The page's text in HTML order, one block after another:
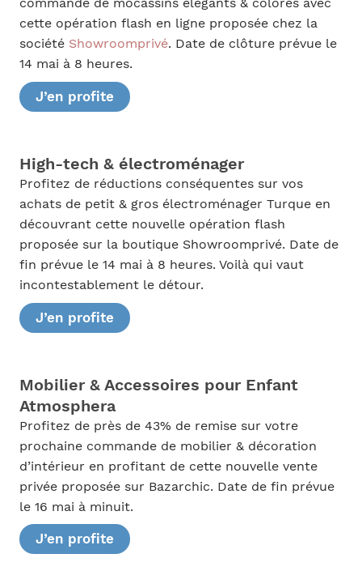
commande de mocassins élégants & colorés avec
cette opération flash en ligne proposée chez la
société Showroomprivé. Date de clôture prévue le
14 mai à 8 heures.
J’en profite
High-tech & électroménager
Profitez de réductions conséquentes sur vos
achats de petit & gros électroménager Turque en
découvrant cette nouvelle opération flash
proposée sur la boutique Showroomprivé. Date de
fin prévue le 14 mai à 8 heures. Voilà qui vaut
incontestablement le détour.
J’en profite
Mobilier & Accessoires pour Enfant
Atmosphera
Profitez de près de 43% de remise sur votre
prochaine commande de mobilier & décoration
d’intérieur en profitant de cette nouvelle vente
privée proposée sur Bazarchic. Date de fin prévue
le 16 mai à minuit.
J’en profite